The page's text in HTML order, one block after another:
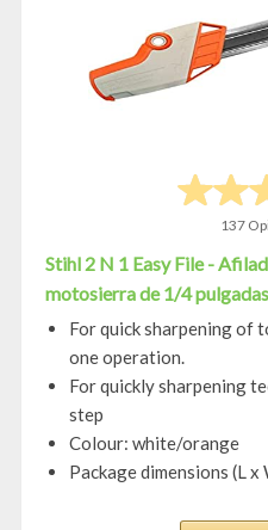
137
Stihl 2 N 1 Easy File -
motosierra de 1/4
For quick sharpening of
one operation.
For quickly sharpening
step
Colour: white/orange
Package dimensions (L x